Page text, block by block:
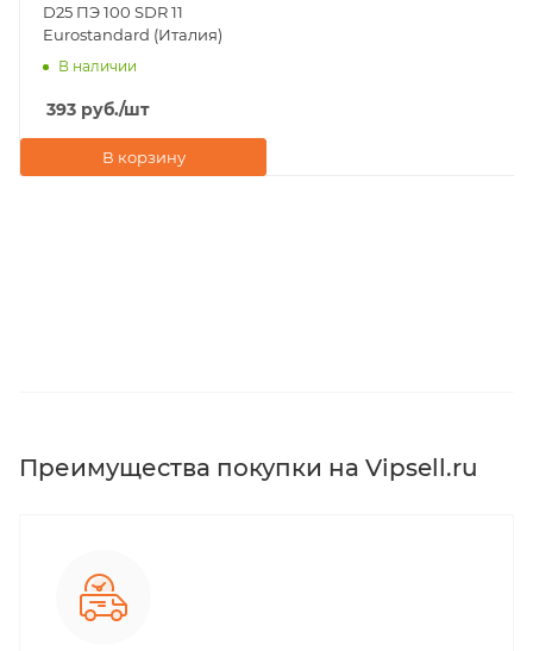
D25 ПЭ 100 SDR 11
Eurostandard (Италия)
В наличии
393 руб./шт
В корзину
Преимущества покупки на Vipsell.ru